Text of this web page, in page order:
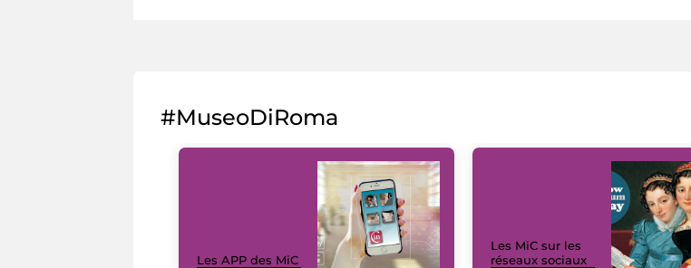
#MuseoDiRoma
Les APP des MiC
Les MiC sur les
réseaux sociaux